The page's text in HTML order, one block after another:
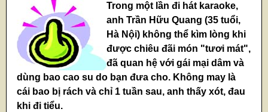
Trong một lần đi hát karaoke,
anh Trần Hữu Quang (35 tuổi,
Hà Nội) không thể kìm lòng khi
được chiêu đãi món "tươi mát",
đã quan hệ với gái mại dâm và
dùng bao cao su do bạn đưa cho. Không may là
cái bao bị rách và chỉ 1 tuần sau, anh thấy xót, đau
khi đi tiểu.